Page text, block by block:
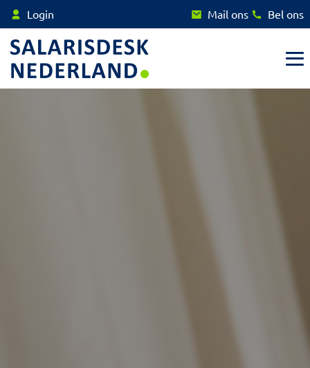
Login Mail ons Bel ons